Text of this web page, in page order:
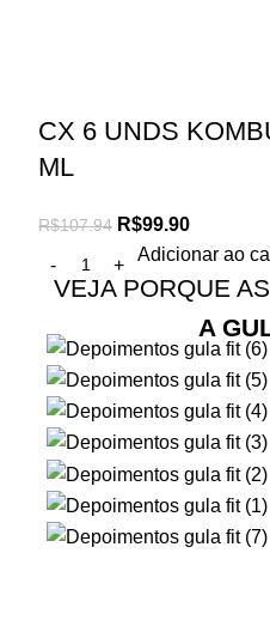
CX 6 UNDS
ML
R$107.94 R$99.90
Adicionar ao
VEJA PORQUE
A